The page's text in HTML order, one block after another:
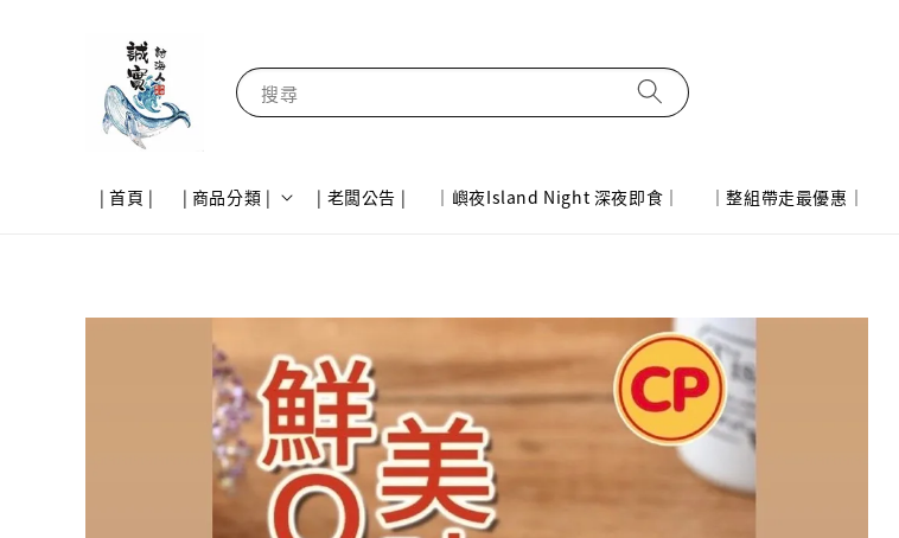
搜尋
| 首頁 | | 商品分類 | | 老闆公告 | ｜嶼夜Island Night 深夜即食｜ ｜整組帶走最優惠｜